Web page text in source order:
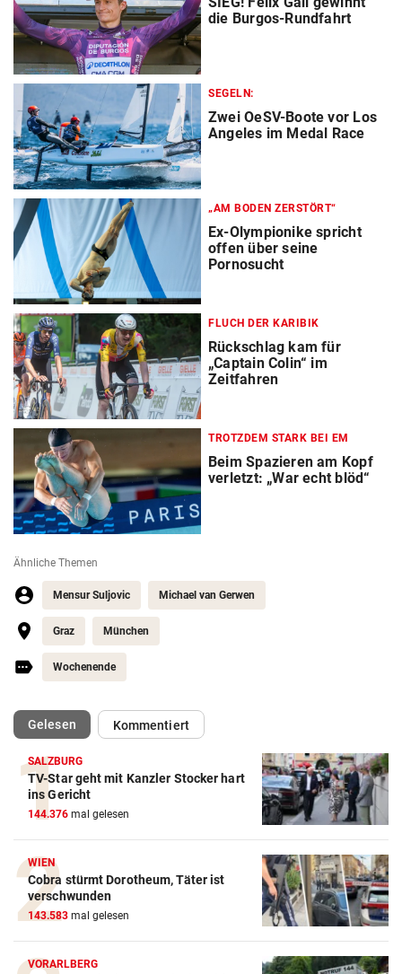
die Burgos-Rundfahrt
SEGELN:
Zwei OeSV-Boote vor Los
Angeles im Medal Race
„AM BODEN ZERSTÖRT“
Ex-Olympionike spricht
offen über seine
Pornosucht
FLUCH DER KARIBIK
Rückschlag kam für
„Captain Colin“ im
Zeitfahren
TROTZDEM STARK BEI EM
Beim Spazieren am Kopf
verletzt: „War echt blöd“
Ähnliche Themen
Mensur Suljovic Michael van Gerwen
Graz München
Wochenende
Gelesen(ausgewählt)Kommentiert
SALZBURG
TV-Star geht mit Kanzler Stocker hart
ins Gericht
144.376 mal gelesen
WIEN
Cobra stürmt Dorotheum, Täter ist
verschwunden
143.583 mal gelesen
VORARLBERG
Action-Cam Vergleich
ZUM VERGLEICH
Crosstrainer Vergleich
ZUM VERGLEICH
E-Bike Vergleich
ZUM VERGLEICH